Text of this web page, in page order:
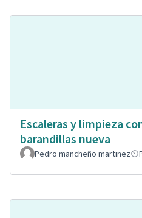
Escaleras y limpieza
barandillas nueva
Pedro mancheño martinez